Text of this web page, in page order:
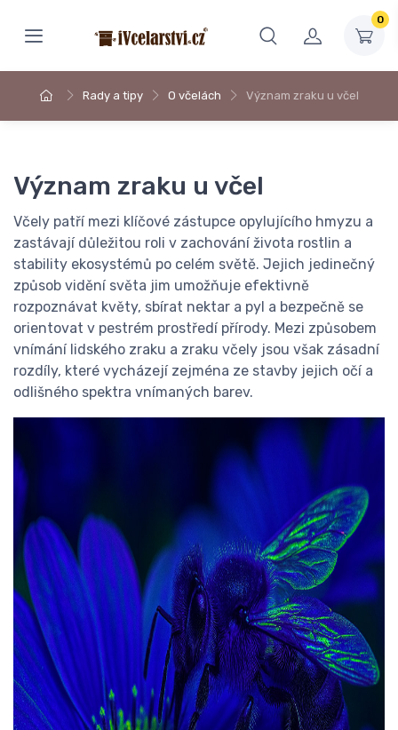
0
Rady a tipy O včelách Význam zraku u včel
Význam zraku u včel
Včely patří mezi klíčové zástupce opylujícího hmyzu a
zastávají důležitou roli v zachování života rostlin a
stability ekosystémů po celém světě. Jejich jedinečný
způsob vidění světa jim umožňuje efektivně
rozpoznávat květy, sbírat nektar a pyl a bezpečně se
orientovat v pestrém prostředí přírody. Mezi způsobem
vnímání lidského zraku a zraku včely jsou však zásadní
rozdíly, které vycházejí zejména ze stavby jejich očí a
odlišného spektra vnímaných barev.